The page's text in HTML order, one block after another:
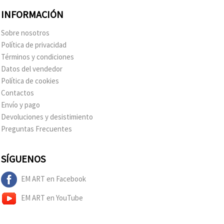
INFORMACIÓN
Sobre nosotros
Política de privacidad
Términos y condiciones
Datos del vendedor
Política de cookies
Contactos
Envío y pago
Devoluciones y desistimiento
Preguntas Frecuentes
SÍGUENOS
EM ART en Facebook
EM ART en YouTube